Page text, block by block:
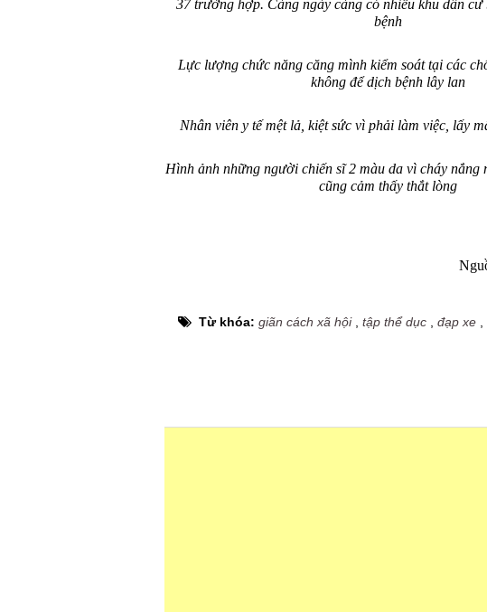
37 trường hợp. Càng ngày càng có nhiều khu dân
bệnh
Lực lượng chức năng căng mình kiểm soát tại các
không để dịch bệnh lây lan
Nhân viên y tế mệt lả, kiệt sức vì phải làm việc, lấy
Hình ảnh những người chiến sĩ 2 màu da vì cháy nắng
cũng cảm thấy thắt lòng
Từ khóa: giãn cách xã hội, tập thể dục đạp xe